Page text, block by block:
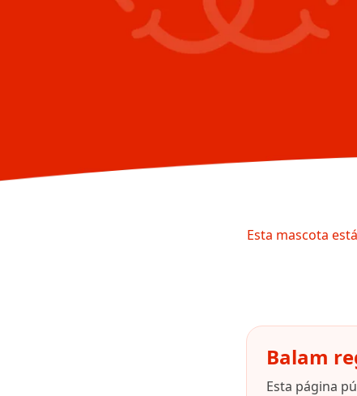
Esta mascota
Balam
Esta página